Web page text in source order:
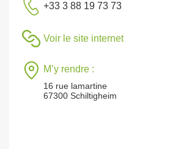
+33 3 88 19 73 73
Voir le site internet
M’y rendre :
16 rue lamartine
67300 Schiltigheim